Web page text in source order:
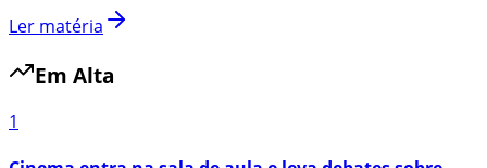
Ler matéria
Em Alta
1